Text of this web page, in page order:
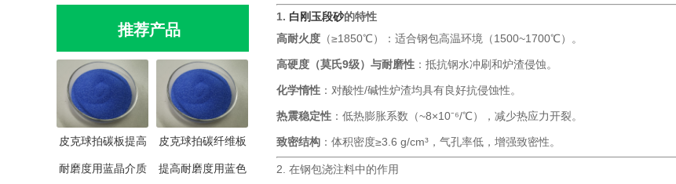
推荐产品
皮克球拍碳板提高
耐磨度用蓝晶介质
皮克球拍碳纤维板
提高耐磨度用蓝色
1. 白刚玉段砂的特性
高耐火度 （≥1850℃）：适合钢包高温环境（1500~1700℃）。
高硬度（莫氏9级）与耐磨性 ：抵抗钢水冲刷和炉渣侵蚀。
化学惰性 ：对酸性/碱性炉渣均具有良好抗侵蚀性。
热震稳定性 ：低热膨胀系数（~8×10⁻⁶/℃），减少热应力开裂。
致密结构 ：体积密度≥3.6 g/cm³，气孔率低，增强致密性。
2. 在钢包浇注料中的作用